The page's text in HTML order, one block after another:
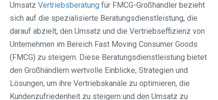
Umsatz Vertriebsberatung für FMCG-Großhändler bezieht
sich auf die spezialisierte Beratungsdienstleistung, die
darauf abzielt, den Umsatz und die Vertriebseffizienz von
Unternehmen im Bereich Fast Moving Consumer Goods
(FMCG) zu steigern. Diese Beratungsdienstleistung bietet
den Großhändlern wertvolle Einblicke, Strategien und
Lösungen, um ihre Vertriebskanäle zu optimieren, die
Kundenzufriedenheit zu steigern und den Umsatz zu